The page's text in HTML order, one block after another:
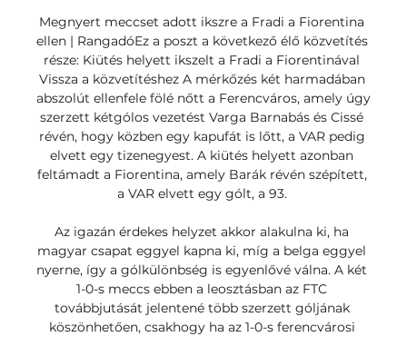
Megnyert meccset adott ikszre a Fradi a Fiorentina
ellen | RangadóEz a poszt a következő élő közvetítés
része: Kiütés helyett ikszelt a Fradi a Fiorentinával
Vissza a közvetítéshez A mérkőzés két harmadában
abszolút ellenfele fölé nőtt a Ferencváros, amely úgy
szerzett kétgólos vezetést Varga Barnabás és Cissé
révén, hogy közben egy kapufát is lőtt, a VAR pedig
elvett egy tizenegyest. A kiütés helyett azonban
feltámadt a Fiorentina, amely Barák révén szépített,
a VAR elvett egy gólt, a 93.
Az igazán érdekes helyzet akkor alakulna ki, ha
magyar csapat eggyel kapna ki, míg a belga eggyel
nyerne, így a gólkülönbség is egyenlővé válna. A két
1-0-s meccs ebben a leosztásban az FTC
továbbjutását jelentené több szerzett góljának
köszönhetően, csakhogy ha az 1-0-s ferencvárosi